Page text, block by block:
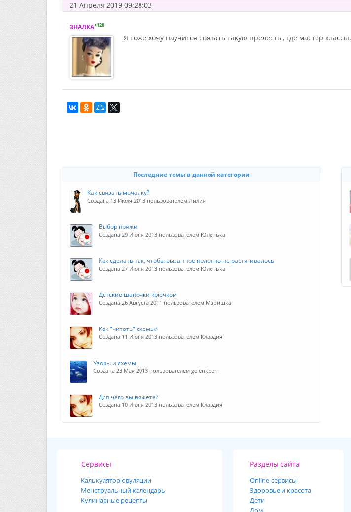
21 Апреля 2019 09:28:03
ЗНАЛКА+120
Я тоже хочу научится связать такую прелесть , где мастер классы.
Последние темы в данной категории
Как связать мочалку?
Создана 13 Июля 2013 пользователем Лилия
Выбор пряжи
Создана 29 Июня 2013 пользователем Юленька
Как сделать так, чтобы вызанное полотно не растягивалось
Создана 27 Июня 2013 пользователем Юленька
Детские шапочки крючком
Создана 26 Августа 2011 пользователем Маришка
Как "читать" схемы?
Создана 11 Июня 2013 пользователем Клавдия
Узоры и схемы
Создана 23 Мая 2013 пользователем gelenkpen
Для чего вы вяжете?
Создана 10 Июня 2013 пользователем Клавдия
Сервисы
Калькулятор овуляции
Менструальный календарь
Кулинарные рецепты
Разделы сайта
Online-cервисы
Здоровье и красота
Дети
Дом